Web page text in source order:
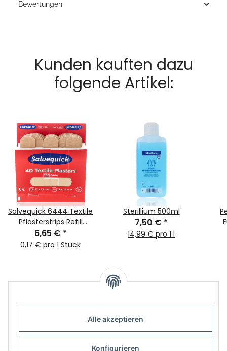
Alle akzeptieren
Konfigurieren
Bewertungen
Kunden kauften dazu
folgende Artikel:
Salvequick 6444 Textile
Pflasterstrips Refill
40Stk
6,65 € *
0,17 € pro 1 Stück
Sterillium 500ml
7,50 € *
14,99 € pro 1 l
Informationen